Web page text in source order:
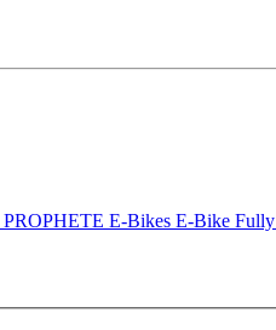
PROPHETE E-Bikes E-Bike Fully